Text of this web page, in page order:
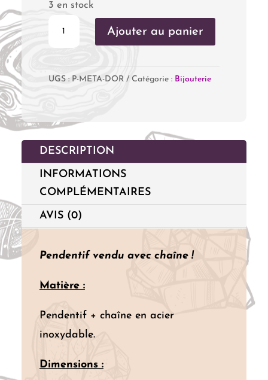
3 en stock
Métatron
Ajouter au panier
UGS : P-META-DOR Catégorie : Bijouterie
DESCRIPTION
INFORMATIONS
COMPLÉMENTAIRES
AVIS (0)
Pendentif vendu avec chaîne !
Matière :
Pendentif + chaîne en acier
inoxydable.
Dimensions :